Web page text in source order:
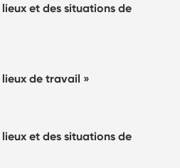
et des situations de
de travail »
et des situations de